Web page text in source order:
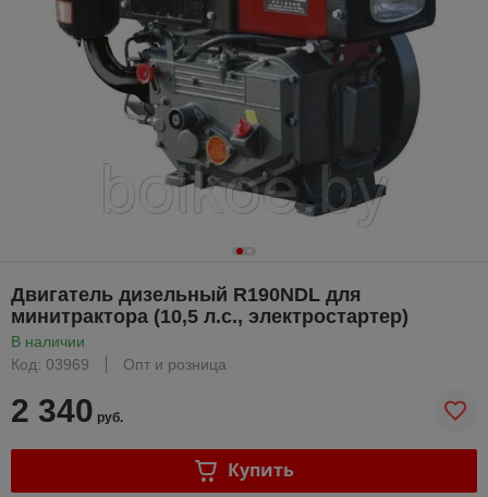
Двигатель дизельный R190NDL для
минитрактора (10,5 л.с., электростартер)
В наличии
Код: 03969
Опт и розница
2 340 руб.
Купить